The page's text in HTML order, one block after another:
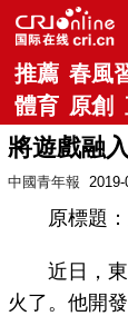
推薦 春風
體育 原創
將遊戲融
中國青年報
原標題：
近日，東
火了。他開